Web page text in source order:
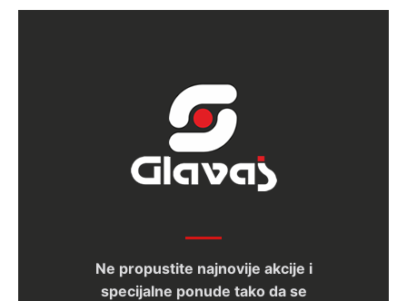
Ne propustite najnovije akcije i
specijalne ponude tako da se